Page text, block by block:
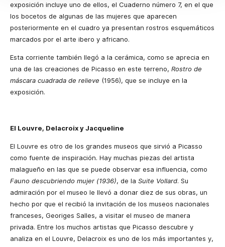
exposición incluye uno de ellos, el Cuaderno número 7, en el que
los bocetos de algunas de las mujeres que aparecen
posteriormente en el cuadro ya presentan rostros esquemáticos
marcados por el arte ibero y africano.
Esta corriente también llegó a la cerámica, como se aprecia en
una de las creaciones de Picasso en este terreno, Rostro de
máscara cuadrada de relieve (1956), que se incluye en la
exposición.
El Louvre, Delacroix y Jacqueline
El Louvre es otro de los grandes museos que sirvió a Picasso
como fuente de inspiración. Hay muchas piezas del artista
malagueño en las que se puede observar esa influencia, como
Fauno descubriendo mujer (1936), de la Suite Vollard. Su
admiración por el museo le llevó a donar diez de sus obras, un
hecho por que el recibió la invitación de los museos nacionales
franceses, Georiges Salles, a visitar el museo de manera
privada. Entre los muchos artistas que Picasso descubre y
analiza en el Louvre, Delacroix es uno de los más importantes y,